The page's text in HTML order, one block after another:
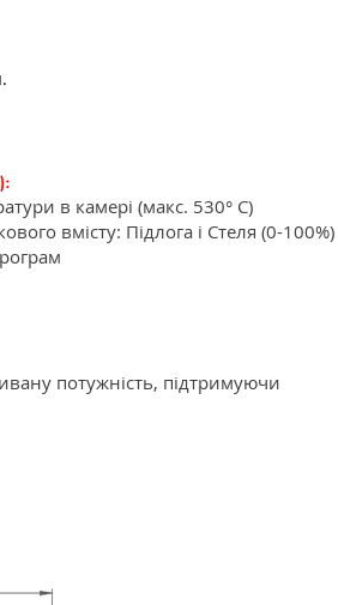
в камері (макс. 530° C)
вмісту: Підлога і Стеля (0-100%)
потужність, підтримуючи